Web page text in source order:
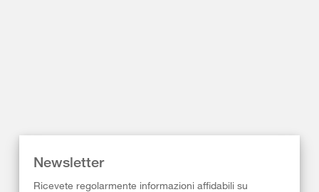
Newsletter
Ricevete regolarmente informazioni affidabili su